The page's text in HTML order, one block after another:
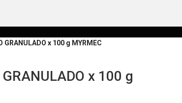
GRANULADO x 100 g MYRMEC
x 100 g